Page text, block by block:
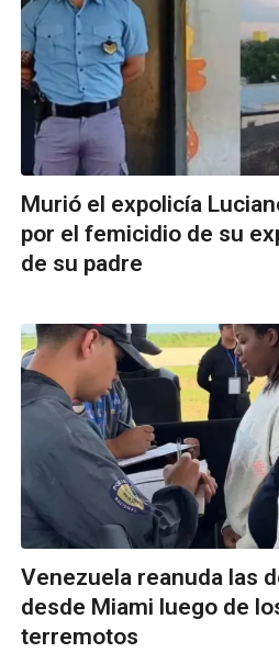
Murió el expolicía
por el femicidio de su
de su padre
Venezuela reanuda las
desde Miami luego de
terremotos